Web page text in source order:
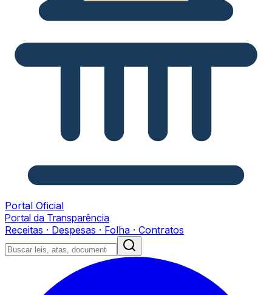
Portal Oficial
Portal da Transparência
Receitas · Despesas · Folha · Contratos